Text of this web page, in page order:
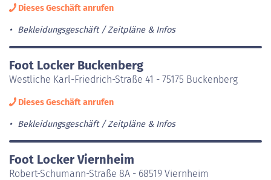
Dieses Geschäft anrufen
Bekleidungsgeschäft Zeitpläne & Infos
Foot Locker Buckenberg
Westliche Karl-Friedrich-Straße 41 - 75175 Buckenberg
Dieses Geschäft anrufen
Bekleidungsgeschäft Zeitpläne & Infos
Foot Locker Viernheim
Robert-Schumann-Straße 8A - 68519 Viernheim